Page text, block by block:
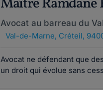
Avocat au barreau du
Val-de-Marne, Créteil,
Avocat ne défendant que
un droit qui évolue sans